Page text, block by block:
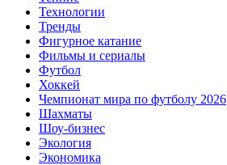
Технологии
Тренды
Фигурное катание
Фильмы и сериалы
Футбол
Хоккей
Чемпионат мира по футболу 2026
Шахматы
Шоу-бизнес
Экология
Экономика